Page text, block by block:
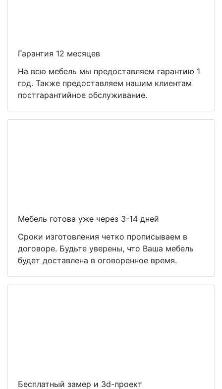
Гарантия 12 месяцев
На всю мебель мы предоставляем гарантию 1
год. Также предоставляем нашим клиентам
постгарантийное обслуживание.
Мебель готова уже через 3-14 дней
Сроки изготовления четко прописываем в
договоре. Будьте уверены, что Ваша мебель
будет доставлена в оговоренное время.
Бесплатный замер и 3d-проект